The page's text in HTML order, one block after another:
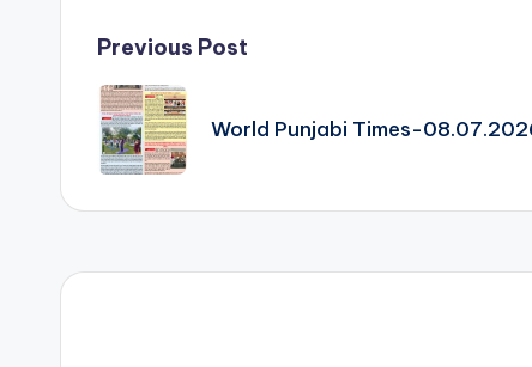
Post
navigation
Previous Post
World Punjabi Times-